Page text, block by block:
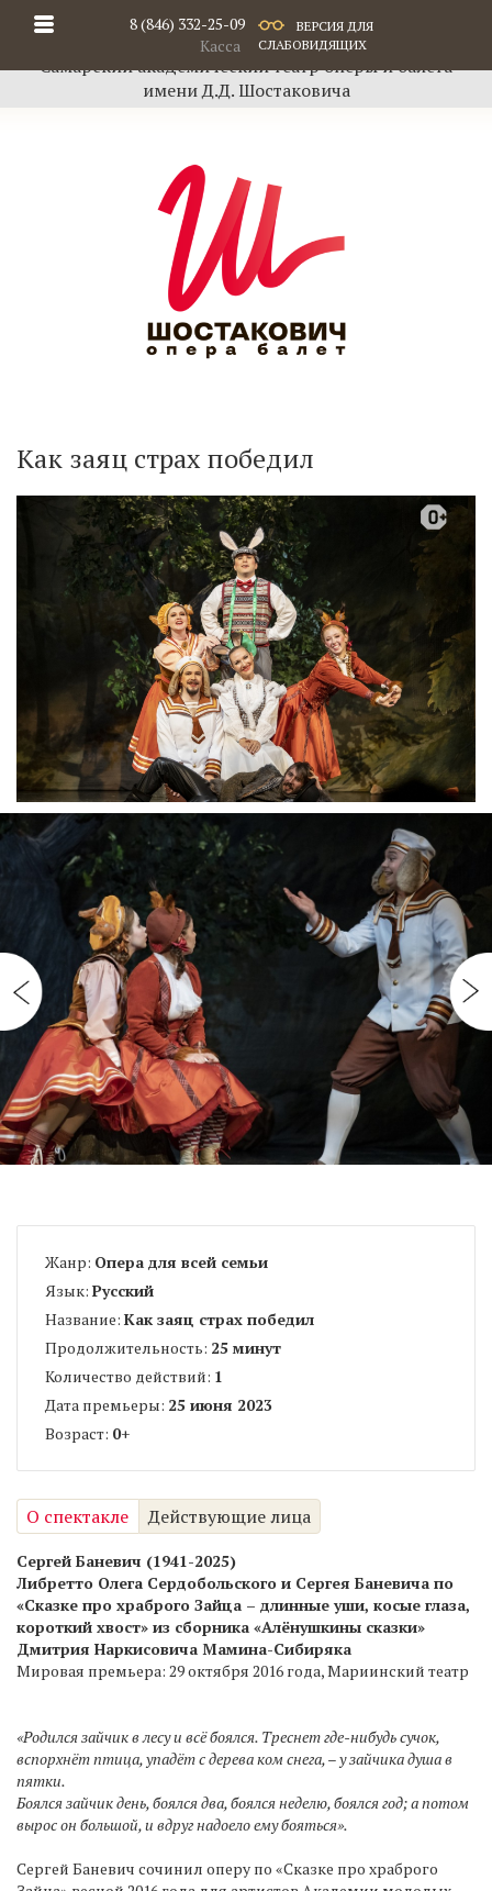
8 (846) 332-25-09
Касса
ВЕРСИЯ ДЛЯ
СЛАБОВИДЯЩИХ
Самарский академический театр оперы и балета
имени Д.Д. Шостаковича
Как заяц страх победил
Жанр: Опера для всей семьи
Язык: Русский
Название: Как заяц страх победил
Продолжительность: 25 минут
Количество действий: 1
Дата премьеры: 25 июня 2023
Возраст: 0+
О спектакле Действующие лица
Сергей Баневич (1941-2025)
Либретто Олега Сердобольского и Сергея Баневича по
«Сказке про храброго Зайца – длинные уши, косые глаза,
короткий хвост» из сборника «Алёнушкины сказки»
Дмитрия Наркисовича Мамина-Сибиряка
Мировая премьера: 29 октября 2016 года, Мариинский театр
«Родился зайчик в лесу и всё боялся. Треснет где-нибудь сучок,
вспорхнёт птица, упадёт с дерева ком снега, – у зайчика душа в
пятки.
Боялся зайчик день, боялся два, боялся неделю, боялся год; а потом
вырос он большой, и вдруг надоело ему бояться».
Сергей Баневич сочинил оперу по «Сказке про храброго